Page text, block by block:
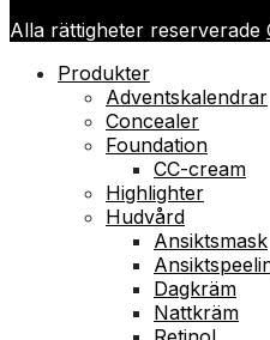
Alla rättigheter reserverade
Produkter
Adventskalendrar
Concealer
Foundation
CC-cream
Highlighter
Hudvård
Ansiktsmask
Dagkräm
Nattkräm